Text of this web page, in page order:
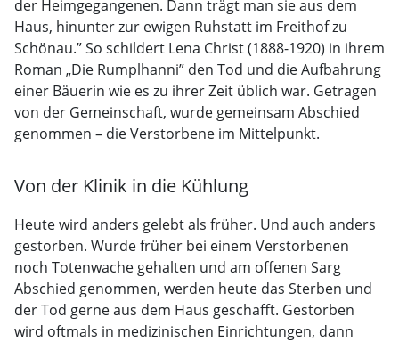
der Heimgegangenen. Dann trägt man sie aus dem
Haus, hinunter zur ewigen Ruhstatt im Freithof zu
Schönau.” So schildert Lena Christ (1888-1920) in ihrem
Roman „Die Rumplhanni” den Tod und die Aufbahrung
einer Bäuerin wie es zu ihrer Zeit üblich war. Getragen
von der Gemeinschaft, wurde gemeinsam Abschied
genommen – die Verstorbene im Mittelpunkt.
Von der Klinik in die Kühlung
Heute wird anders gelebt als früher. Und auch anders
gestorben. Wurde früher bei einem Verstorbenen
noch Totenwache gehalten und am offenen Sarg
Abschied genommen, werden heute das Sterben und
der Tod gerne aus dem Haus geschafft. Gestorben
wird oftmals in medizinischen Einrichtungen, dann